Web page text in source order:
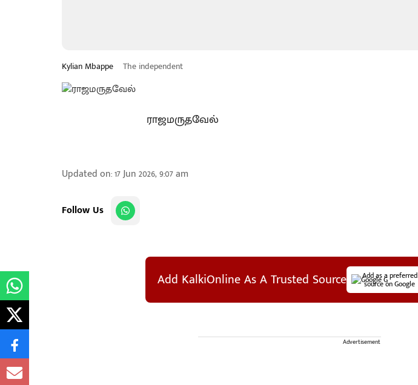
Kylian Mbappe The independent
ராஜமருதவேல்
Updated on:17 Jun 2026, 9:07 am
Follow Us
Add KalkiOnline As A Trusted Source Add as a preferred
source on Google
Advertisement